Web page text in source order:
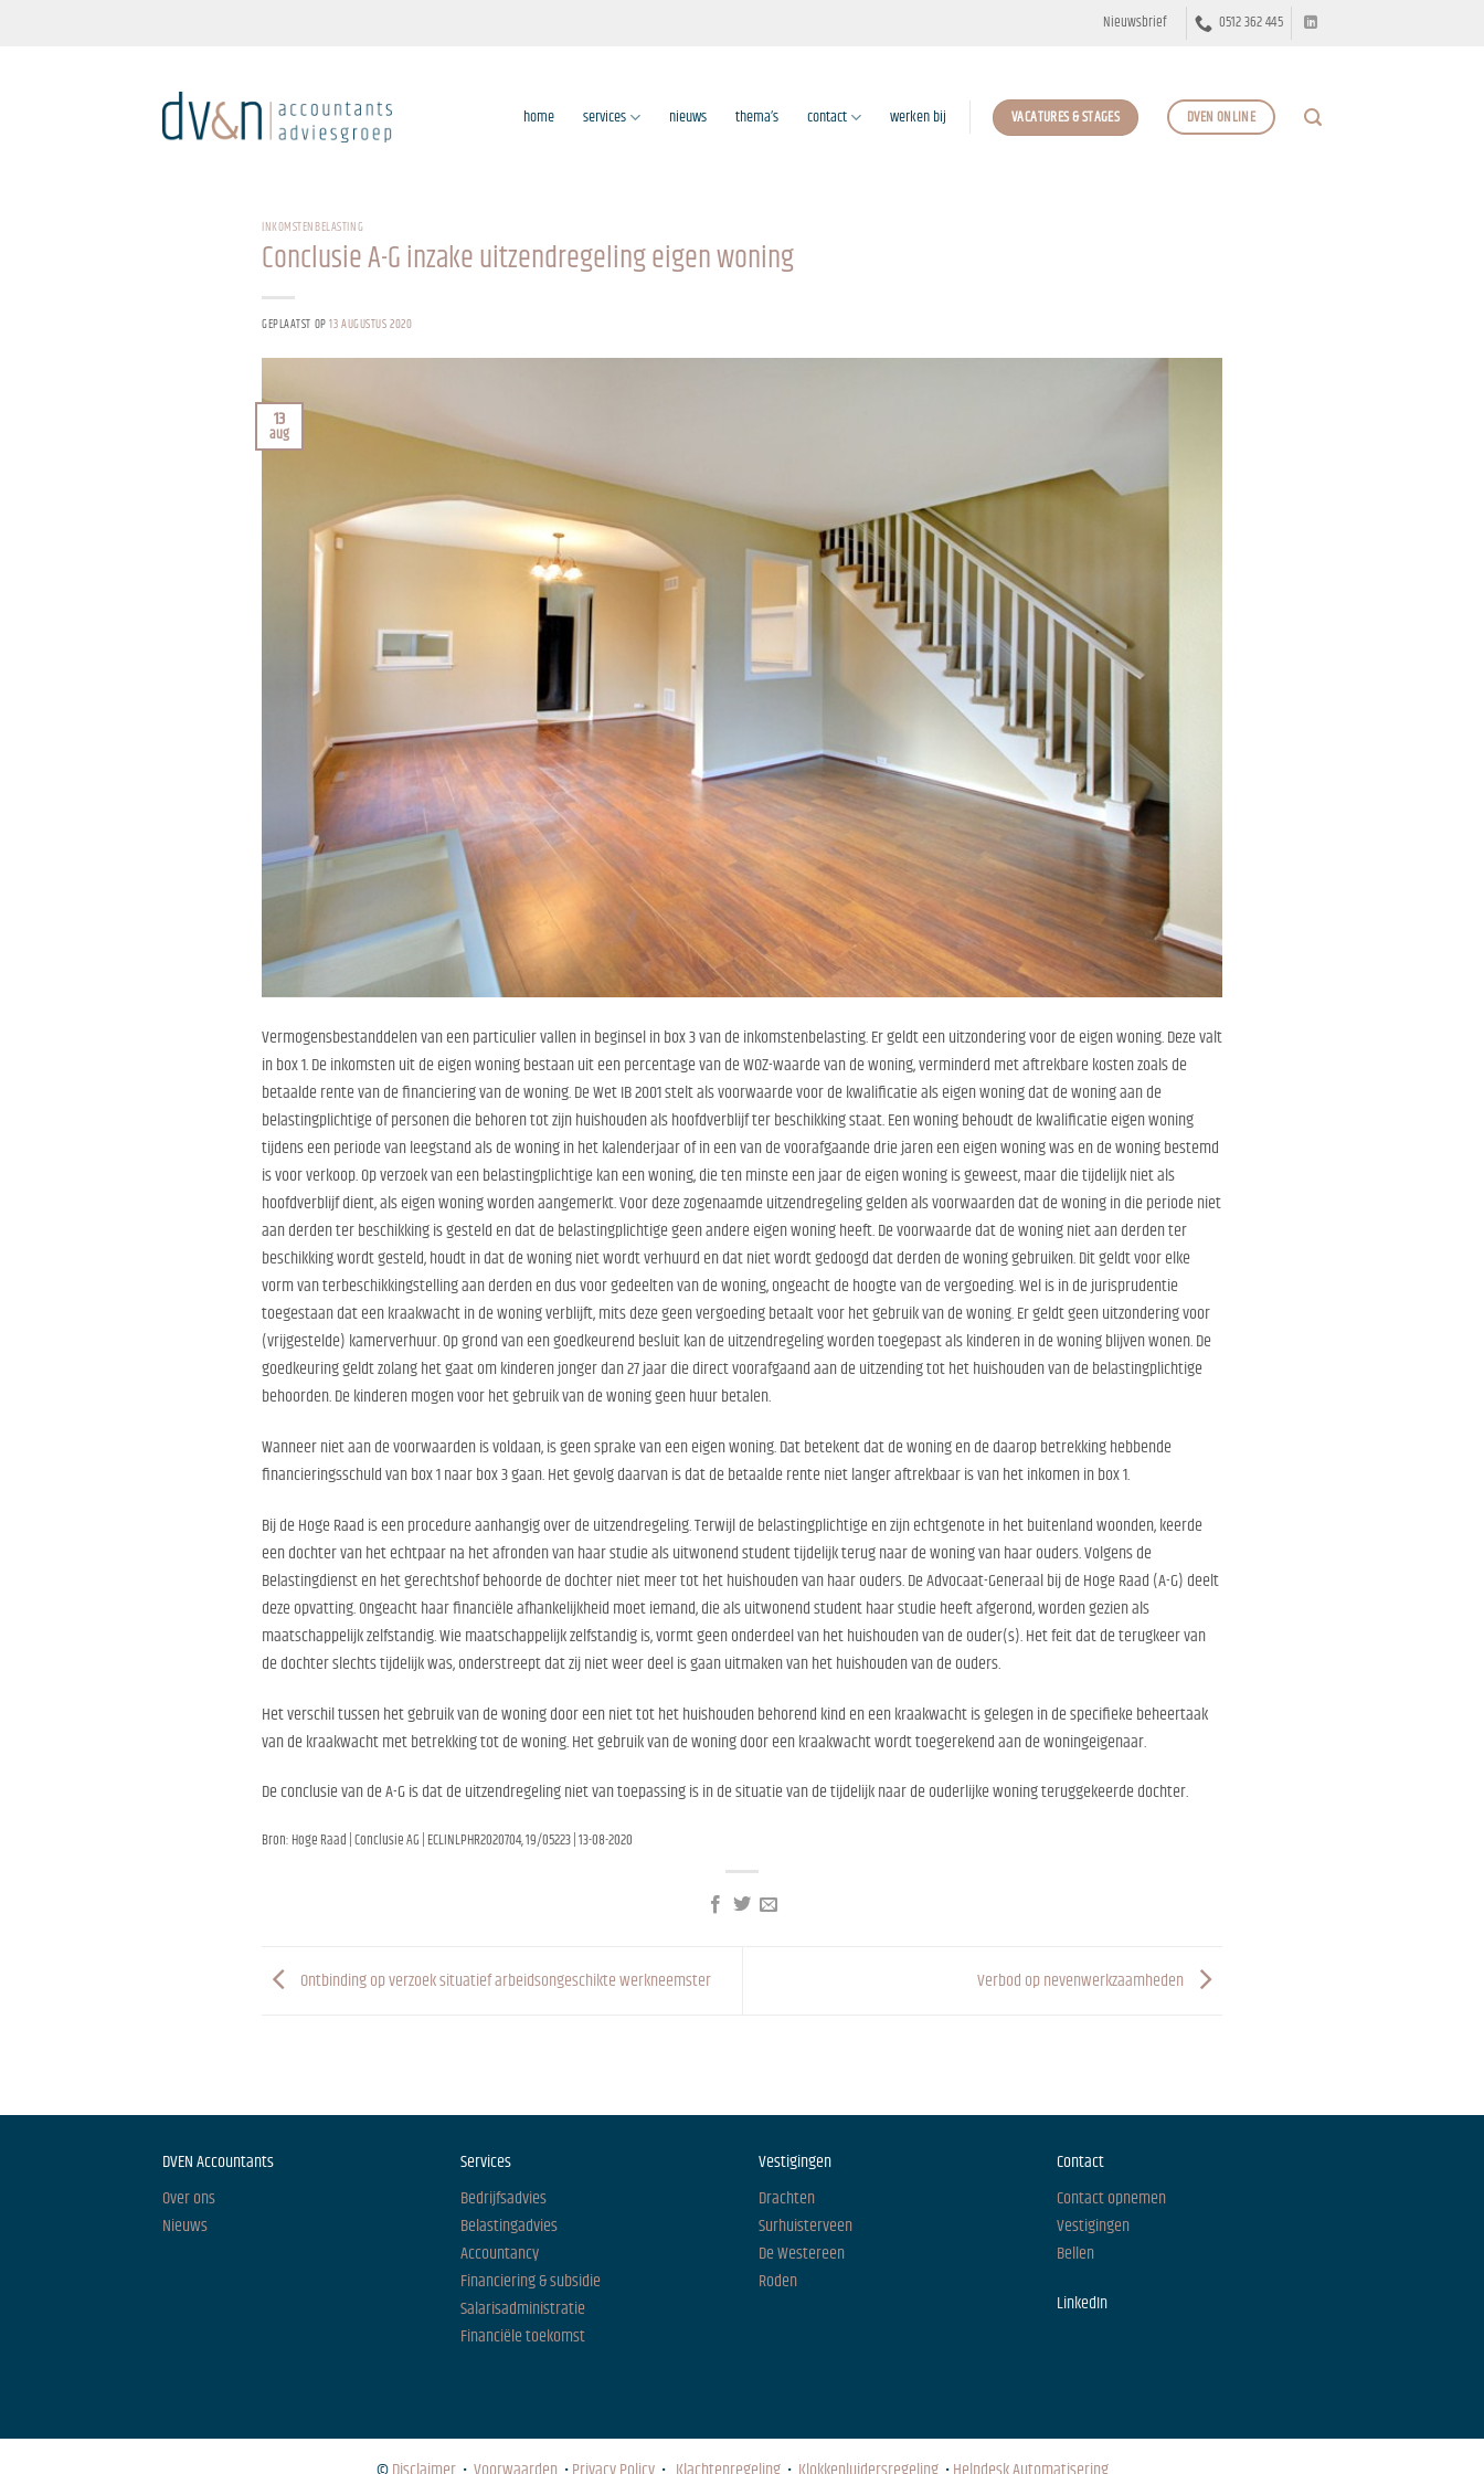
Nieuwsbrief 0512 362 445
home services nieuws thema’s contact werken bij VACATURES & STAGES DVEN ONLINE
INKOMSTENBELASTING
Conclusie A-G inzake uitzendregeling eigen woning
GEPLAATST OP13 AUGUSTUS 2020
13
aug
Vermogensbestanddelen van een particulier vallen in beginsel in box 3 van de inkomstenbelasting. Er geldt een uitzondering voor de eigen woning. Deze valt
in box 1. De inkomsten uit de eigen woning bestaan uit een percentage van de WOZ-waarde van de woning, verminderd met aftrekbare kosten zoals de
betaalde rente van de financiering van de woning. De Wet IB 2001 stelt als voorwaarde voor de kwalificatie als eigen woning dat de woning aan de
belastingplichtige of personen die behoren tot zijn huishouden als hoofdverblijf ter beschikking staat. Een woning behoudt de kwalificatie eigen woning
tijdens een periode van leegstand als de woning in het kalenderjaar of in een van de voorafgaande drie jaren een eigen woning was en de woning bestemd
is voor verkoop. Op verzoek van een belastingplichtige kan een woning, die ten minste een jaar de eigen woning is geweest, maar die tijdelijk niet als
hoofdverblijf dient, als eigen woning worden aangemerkt. Voor deze zogenaamde uitzendregeling gelden als voorwaarden dat de woning in die periode niet
aan derden ter beschikking is gesteld en dat de belastingplichtige geen andere eigen woning heeft. De voorwaarde dat de woning niet aan derden ter
beschikking wordt gesteld, houdt in dat de woning niet wordt verhuurd en dat niet wordt gedoogd dat derden de woning gebruiken. Dit geldt voor elke
vorm van terbeschikkingstelling aan derden en dus voor gedeelten van de woning, ongeacht de hoogte van de vergoeding. Wel is in de jurisprudentie
toegestaan dat een kraakwacht in de woning verblijft, mits deze geen vergoeding betaalt voor het gebruik van de woning. Er geldt geen uitzondering voor
(vrijgestelde) kamerverhuur. Op grond van een goedkeurend besluit kan de uitzendregeling worden toegepast als kinderen in de woning blijven wonen. De
goedkeuring geldt zolang het gaat om kinderen jonger dan 27 jaar die direct voorafgaand aan de uitzending tot het huishouden van de belastingplichtige
behoorden. De kinderen mogen voor het gebruik van de woning geen huur betalen.
Wanneer niet aan de voorwaarden is voldaan, is geen sprake van een eigen woning. Dat betekent dat de woning en de daarop betrekking hebbende
financieringsschuld van box 1 naar box 3 gaan. Het gevolg daarvan is dat de betaalde rente niet langer aftrekbaar is van het inkomen in box 1.
Bij de Hoge Raad is een procedure aanhangig over de uitzendregeling. Terwijl de belastingplichtige en zijn echtgenote in het buitenland woonden, keerde
een dochter van het echtpaar na het afronden van haar studie als uitwonend student tijdelijk terug naar de woning van haar ouders. Volgens de
Belastingdienst en het gerechtshof behoorde de dochter niet meer tot het huishouden van haar ouders. De Advocaat-Generaal bij de Hoge Raad (A-G) deelt
deze opvatting. Ongeacht haar financiële afhankelijkheid moet iemand, die als uitwonend student haar studie heeft afgerond, worden gezien als
maatschappelijk zelfstandig. Wie maatschappelijk zelfstandig is, vormt geen onderdeel van het huishouden van de ouder(s). Het feit dat de terugkeer van
de dochter slechts tijdelijk was, onderstreept dat zij niet weer deel is gaan uitmaken van het huishouden van de ouders.
Het verschil tussen het gebruik van de woning door een niet tot het huishouden behorend kind en een kraakwacht is gelegen in de specifieke beheertaak
van de kraakwacht met betrekking tot de woning. Het gebruik van de woning door een kraakwacht wordt toegerekend aan de woningeigenaar.
De conclusie van de A-G is dat de uitzendregeling niet van toepassing is in de situatie van de tijdelijk naar de ouderlijke woning teruggekeerde dochter.
Bron: Hoge Raad | Conclusie AG | ECLINLPHR2020704, 19/05223 | 13-08-2020
Ontbinding op verzoek situatief arbeidsongeschikte werkneemster Verbod op nevenwerkzaamheden
DVEN Accountants
Over ons
Nieuws
Services
Bedrijfsadvies
Belastingadvies
Accountancy
Financiering & subsidie
Salarisadministratie
Financiële toekomst
Vestigingen
Drachten
Surhuisterveen
De Westereen
Roden
Contact
Contact opnemen
Vestigingen
Bellen
LinkedIn